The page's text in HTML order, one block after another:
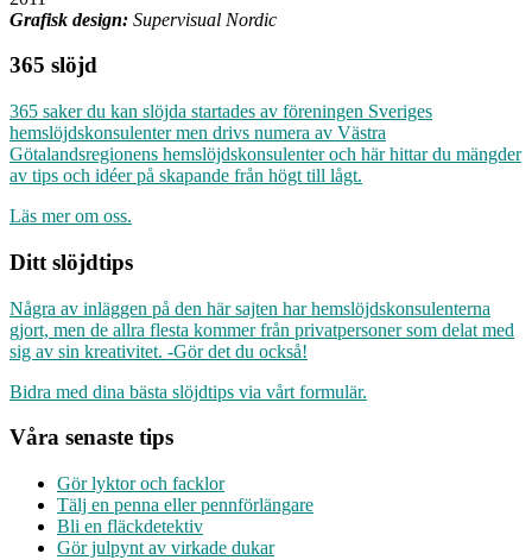
Grafisk design: Supervisual Nordic
365 slöjd
365 saker du kan slöjda startades av föreningen Sveriges
hemslöjdskonsulenter men drivs numera av Västra
Götalandsregionens hemslöjdskonsulenter och här hittar du mängder
av tips och idéer på skapande från högt till lågt.
Läs mer om oss.
Ditt slöjdtips
Några av inläggen på den här sajten har hemslöjdskonsulenterna
gjort, men de allra flesta kommer från privatpersoner som delat med
sig av sin kreativitet. -Gör det du också!
Bidra med dina bästa slöjdtips via vårt formulär.
Våra senaste tips
Gör lyktor och facklor
Tälj en penna eller pennförlängare
Bli en fläckdetektiv
Gör julpynt av virkade dukar